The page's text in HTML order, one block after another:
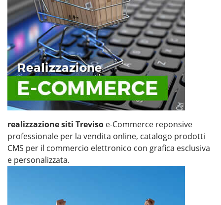
realizzazione siti Treviso e-Commerce reponsive
professionale per la vendita online, catalogo prodotti
CMS per il commercio elettronico con grafica esclusiva
e personalizzata.